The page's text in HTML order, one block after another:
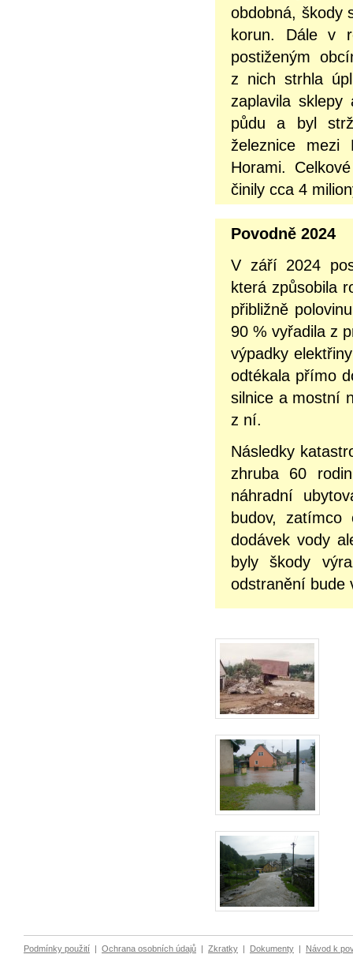
obdobná, škody
korun. Dále v
postiženým
z nich strhla
zaplavila sklepy
půdu a byl
železnice mezi
Horami.
činily cca 4
Povodně 2024
V září 2024
která způsobila
přibližně
90 % vyřadila z
výpadky
odtékala přímo
silnice a mostní
z ní.
Následky
zhruba 60
náhradní
budov,
dodávek vody
byly škody
odstranění bude
Podmínky použití | Ochrana osobních údajů | Zkratky | Dokumenty | Návod k